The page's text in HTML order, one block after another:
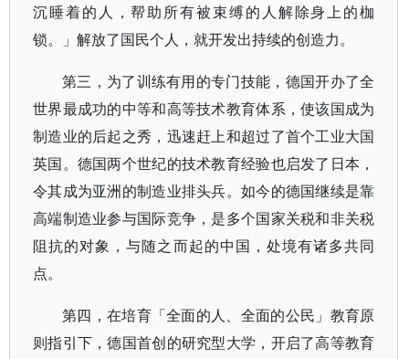
沉睡着的人，帮助所有被束缚的人解除身上的枷
锁。」解放了国民个人，就开发出持续的创造力。
第三，为了训练有用的专门技能，德国开办了全
世界最成功的中等和高等技术教育体系，使该国成为
制造业的后起之秀，迅速赶上和超过了首个工业大国
英国。德国两个世纪的技术教育经验也启发了日本，
令其成为亚洲的制造业排头兵。如今的德国继续是靠
高端制造业参与国际竞争，是多个国家关税和非关税
阻抗的对象，与随之而起的中国，处境有诸多共同
点。
第四，在培育「全面的人、全面的公民」教育原
则指引下，德国首创的研究型大学，开启了高等教育